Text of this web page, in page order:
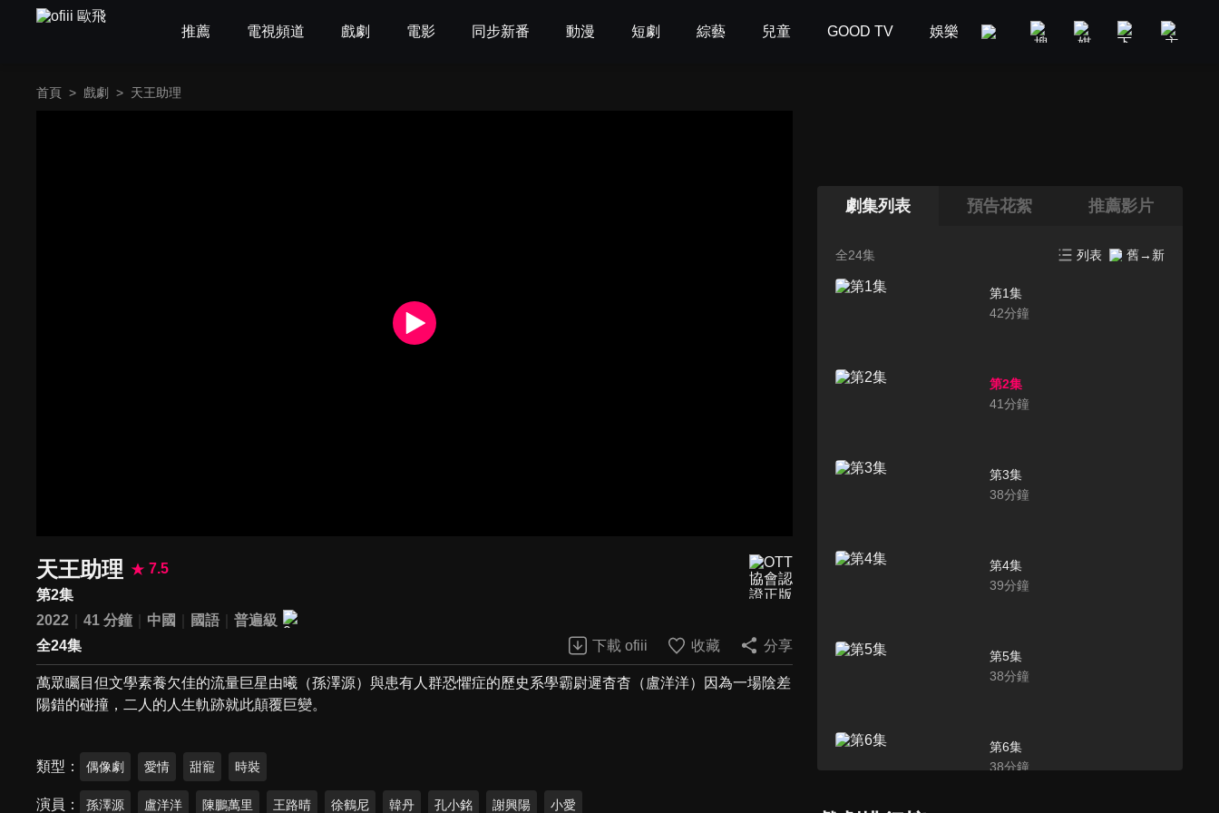
推薦 電視頻道 戲劇 電影 同步新番 動漫 短劇 綜藝 兒童 GOOD TV 娛樂 美食旅遊 新聞政論
首頁 > 戲劇 > 天王助理
天王助理
7.5
第2集
2022
41 分鐘 中國 國語
普遍級
全24集
下載 ofiii 收藏 分享
萬眾矚目但文學素養欠佳的流量巨星由曦（孫澤源）與患有人群恐懼症的歷史系學霸尉遲杳杳（盧洋洋）因為一場陰差
陽錯的碰撞，二人的人生軌跡就此顛覆巨變。
類型 偶像劇 愛情 甜寵 時裝
演員 孫澤源 盧洋洋 陳鵬萬里 王路晴 徐鶴尼 韓丹 孔小銘 謝興陽 小愛
劇集列表 預告花絮 推薦影片
全24集 列表 舊→新
第1集
42分鐘
第2集
41分鐘
第3集
38分鐘
第4集
39分鐘
第5集
38分鐘
第6集
38分鐘